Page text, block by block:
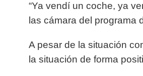
“Ya vendí un coche, ya
las cámara del programa
A pesar de la situación
la situación de forma